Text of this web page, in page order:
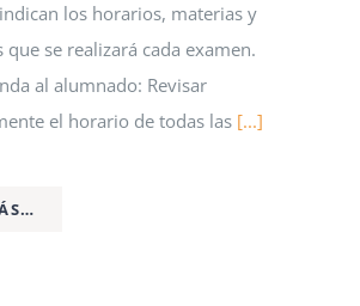
los horarios, materias y
que se realizará cada examen.
al alumnado: Revisar
el horario de todas las[...]